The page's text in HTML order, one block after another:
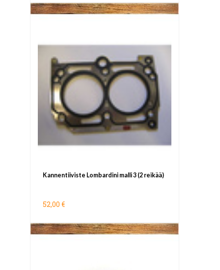
Kannentiiviste Lombardini malli 3 (2 reikää)
52,00 €